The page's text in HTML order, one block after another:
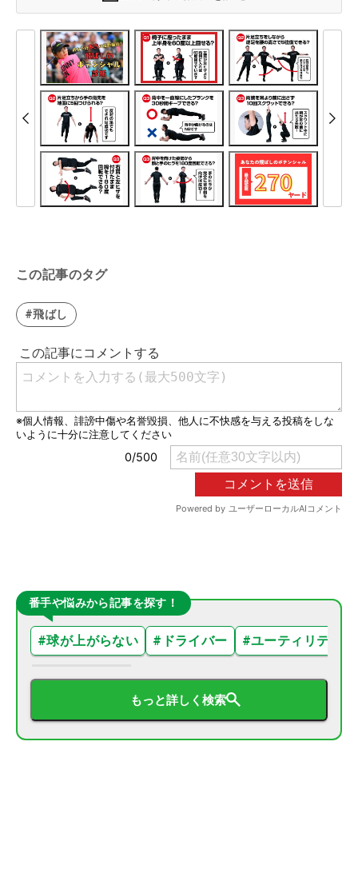
この記事のタグ
#飛ばし
番手や悩みから記事を探す！
#球が上がらない # ドライバー #ユーティリティ
もっと詳しく検索